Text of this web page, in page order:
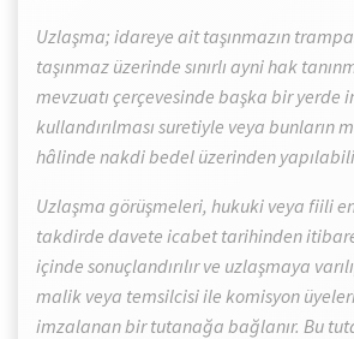
Uzlaşma; idareye ait taşınmazın
taşınmaz üzerinde sınırlı ayni hak
mevzuatı çerçevesinde başka bir yerde
kullandırılması suretiyle veya bunların
hâlinde nakdi bedel üzerinden
Uzlaşma görüşmeleri, hukuki veya fiili
takdirde davete icabet tarihinden
içinde sonuçlandırılır ve uzlaşmaya
malik veya temsilcisi ile komisyon
imzalanan bir tutanağa bağlanır. Bu